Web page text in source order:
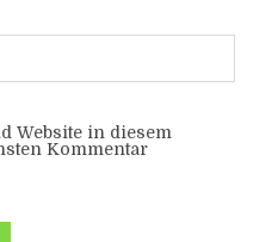
Website in diesem
Kommentar